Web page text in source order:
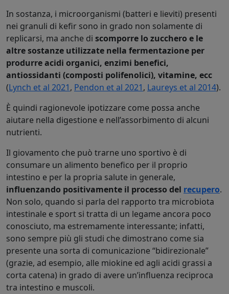
In sostanza, i microorganismi (batteri e lieviti) presenti
nei granuli di kefir sono in grado non solamente di
replicarsi, ma anche di scomporre lo zucchero e le
altre sostanze utilizzate nella fermentazione per
produrre acidi organici, enzimi benefici,
antiossidanti (composti polifenolici), vitamine, ecc
(Lynch et al 2021, Pendon et al 2021, Laureys et al 2014).
È quindi ragionevole ipotizzare come possa anche
aiutare nella digestione e nell’assorbimento di alcuni
nutrienti.
Il giovamento che può trarne uno sportivo è di
consumare un alimento benefico per il proprio
intestino e per la propria salute in generale,
influenzando positivamente il processo del recupero.
Non solo, quando si parla del rapporto tra microbiota
intestinale e sport si tratta di un legame ancora poco
conosciuto, ma estremamente interessante; infatti,
sono sempre più gli studi che dimostrano come sia
presente una sorta di comunicazione “bidirezionale”
(grazie, ad esempio, alle miokine ed agli acidi grassi a
corta catena) in grado di avere un’influenza reciproca
tra intestino e muscoli.